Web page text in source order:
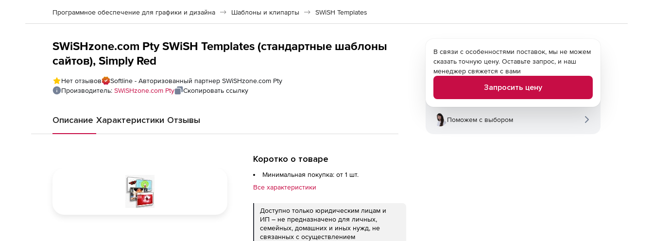
Программное обеспечение для графики и дизайна Шаблоны и клипарты SWiSH Templates
SWiSHzone.com Pty SWiSH Templates (стандартные шаблоны
сайтов), Simply Red
Нет отзывов
Softline - Авторизованный партнер SWiSHzone.com Pty
Производитель: SWiSHzone.com Pty Скопировать ссылку
Описание Характеристики Отзывы
Коротко о товаре
Минимальная покупка: от 1 шт.
Все характеристики
Доступно только юридическим лицам и
ИП – не предназначено для личных,
семейных, домашних и иных нужд, не
связанных с осуществлением
В связи с особенностями поставок, мы не можем
сказать точную цену. Оставьте запрос, и наш
менеджер свяжется с вами
Запросить цену
Поможем с выбором